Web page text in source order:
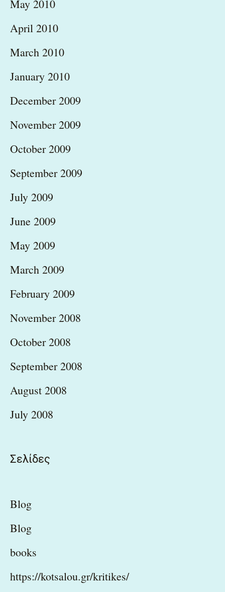
May 2010
April 2010
March 2010
January 2010
December 2009
November 2009
October 2009
September 2009
July 2009
June 2009
May 2009
March 2009
February 2009
November 2008
October 2008
September 2008
August 2008
July 2008
Σελίδες
Blog
Blog
books
https://kotsalou.gr/kritikes/